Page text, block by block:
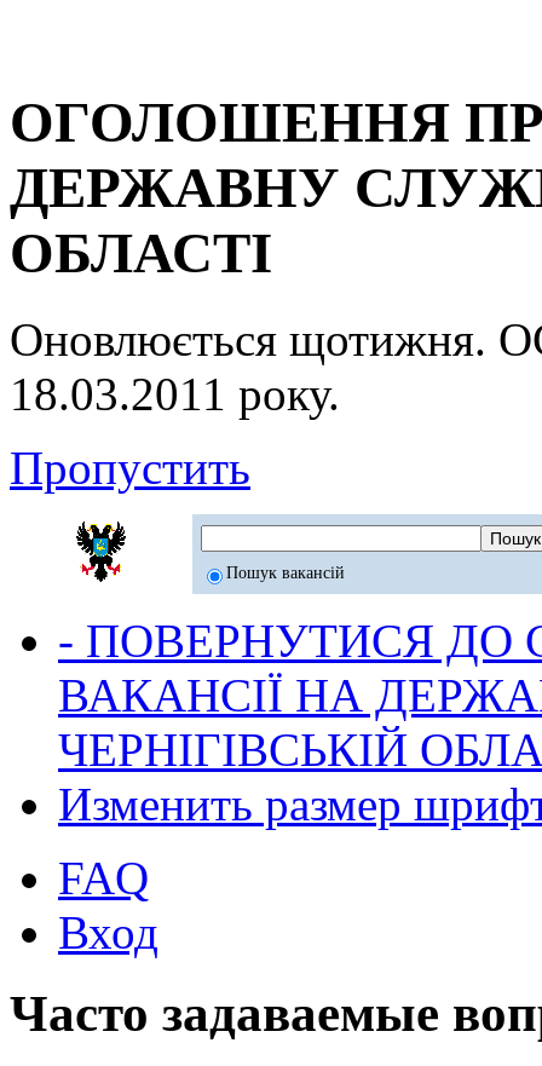
ОГОЛОШЕННЯ
ДЕРЖАВНУ
ОБЛАСТІ
Оновлюється
18.03.2011 року.
Пропустить
Пошук вакансій
- ПОВЕРНУТИСЯ ДО
ВАКАНСІЇ НА
ЧЕРНІГІВСЬКІЙ
Изменить размер
FAQ
Вход
Часто задаваемые